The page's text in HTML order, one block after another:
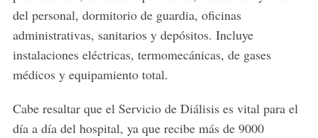
del personal, dormitorio de guardia, oficinas
administrativas, sanitarios y depósitos. Incluye
instalaciones eléctricas, termomecánicas, de gases
médicos y equipamiento total.
Cabe resaltar que el Servicio de Diálisis es vital para el
día a día del hospital, ya que recibe más de 9000